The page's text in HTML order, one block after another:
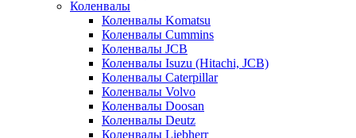
Коленвалы
Коленвалы Komatsu
Коленвалы Cummins
Коленвалы JCB
Коленвалы Isuzu (Hitachi, JCB)
Коленвалы Caterpillar
Коленвалы Volvo
Коленвалы Doosan
Коленвалы Deutz
Коленвалы Liebherr